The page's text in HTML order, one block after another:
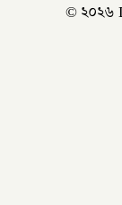
© ২০২৬